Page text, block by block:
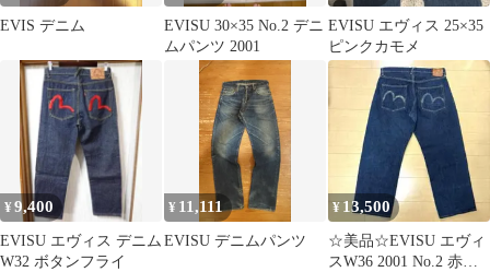
EVIS デニム
EVISU 30×35 No.2 デニ
ムパンツ 2001
EVISU エヴィス 25×35
ピンクカモメ
¥9,400
EVISU エヴィス デニム
W32 ボタンフライ
¥ 11,111
EVISU デニムパンツ
¥ 13,500
☆美品☆EVISU エヴィ
スW36 2001 No.2 赤耳